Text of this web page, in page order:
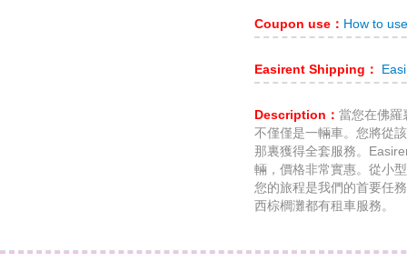
Coupon use： How to
Easirent Shipping：
Description： 當您在佛羅
不僅僅是一輛車。您將從
那裏獲得全套服務。
輛，價格非常實惠。從小
您的旅程是我們的首要任
西棕櫚灘都有租車服務。